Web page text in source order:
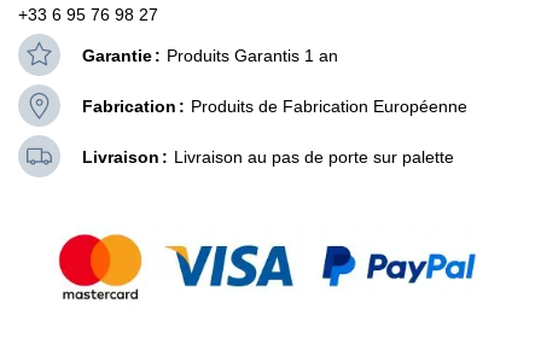
+33 6 95 76 98 27
Garantie Produits Garantis 1 an
Fabrication Produits de Fabrication Européenne
Livraison Livraison au pas de porte sur palette